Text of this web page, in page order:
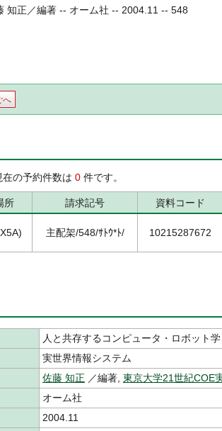
知正／編著 -- オーム社 -- 2004.11 -- 548
へ
の予約件数は 0 件です。
所 請求記号 資料コード
主配架/548/ｻﾄｳ*ﾄ/ 10215287672
人と共存するコンピュータ・ロボット学
実世界情報システム
佐藤 知正 ／編著, 東京大学21世紀COE
オーム社
2004.11